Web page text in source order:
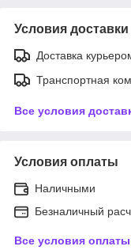
Условия доставки
Доставка
Транспортная
Все условия
Условия оплаты
Наличными
Безналичный
Все условия оплаты